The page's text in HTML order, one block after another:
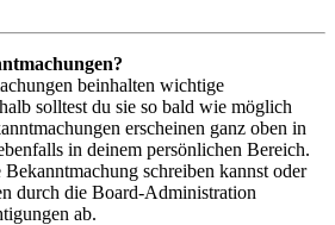
beinhalten wichtige
solltest du sie so bald wie möglich
erscheinen ganz oben in
in deinem persönlichen Bereich.
schreiben kannst oder
durch die Board-Administration
ab.